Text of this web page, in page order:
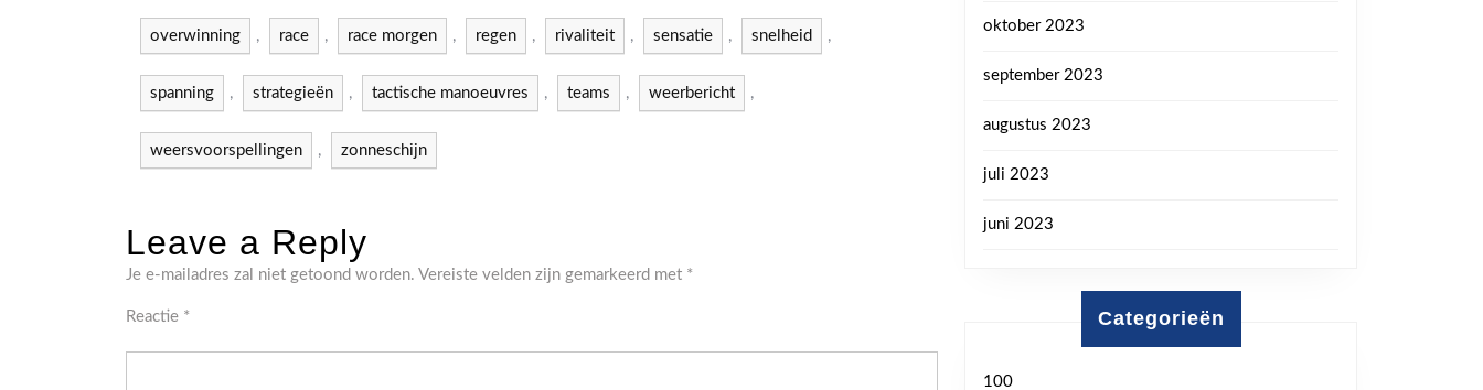
overwinning , race , race morgen , regen , rivaliteit , sensatie , snelheid ,
spanning , strategieën , tactische manoeuvres , teams , weerbericht ,
weersvoorspellingen , zonneschijn
Leave a Reply
Je e-mailadres zal niet getoond worden. Vereiste velden zijn gemarkeerd met *
Reactie *
oktober 2023
september 2023
augustus 2023
juli 2023
juni 2023
Categorieën
100